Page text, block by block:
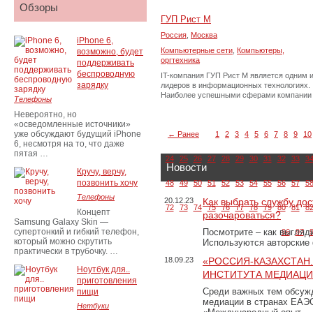
ГУП Рист М
Россия Москва
Компьютерные сети Компьютеры,
оргтехника
IT-компания ГУП Рист М является одним
лидеров в информационных технологиях.
Наиболее успешными сферами
← Ранее 1 2 3 4 5 6 7 8 9 10
24 25 26 27 28 29 30 31 32 33 34
48 49 50 51 52 53 54 55 56 57 58
72 73 74 75 76 77 78 79 80 81 82
96 97
Новости
20.12.23
Как выбрать службу
разочароваться?
Посмотрите – как
Используются
18.09.23
«РОССИЯ-
ИНСТИТУТА
Среди важных тем
медиации в странах
Обзоры
iPhone 6,
возможно, будет
поддерживать
беспроводную
зарядку
Телефоны
Невероятно, но
«осведомленные источники»
уже обсуждают будущий iPhone
6, несмотря на то, что даже
пятая …
Кручу, верчу,
позвонить хочу
Телефоны
Концепт
Samsung Galaxy Skin —
супертонкий и гибкий телефон,
который можно скрутить
практически в трубочку. …
Ноутбук для..
приготовления
пищи
Нетбуки